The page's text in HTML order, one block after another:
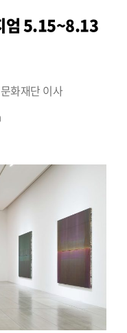
엄 5.15~8.13
화재단 이사